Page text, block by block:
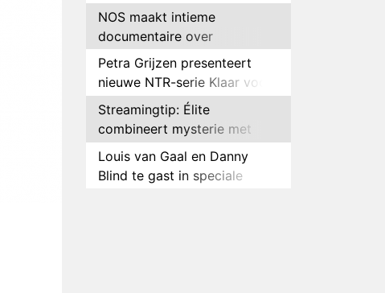
Peter Faber
NOS maakt intieme
documentaire over
hockeyster Yibbi Jansen
Petra Grijzen presenteert
nieuwe NTR-serie Klaar voor
de oorlog
Streamingtip: Élite
combineert mysterie met
romantie
Louis van Gaal en Danny
Blind te gast in speciale